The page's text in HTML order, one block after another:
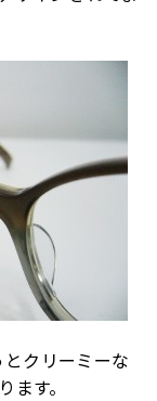
クリーミーな
す。